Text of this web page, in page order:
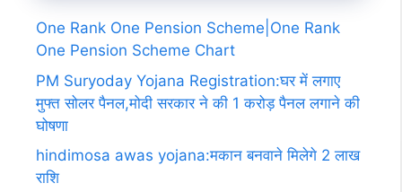
One Rank One Pension Scheme|One Rank
One Pension Scheme Chart
PM Suryoday Yojana Registration:घर में लगाए
मुफ्त सोलर पैनल,मोदी सरकार ने की 1 करोड़ पैनल लगाने की
घोषणा
hindimosa awas yojana:मकान बनवाने मिलेगे 2 लाख
राशि